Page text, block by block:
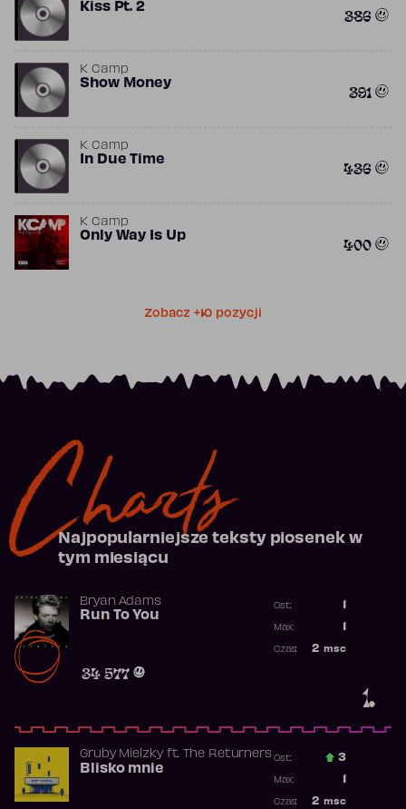
Kiss Pt. 2 386
K Camp
Show Money 391
K Camp
In Due Time 436
K Camp
Only Way Is Up 400
Zobacz +10 pozycji
Charts
Najpopularniejsze teksty piosenek w
tym miesiącu
1.
Bryan Adams
Run To You
34 577
Ost.:
Max:
2 msc
Czas:
Gruby Mielzkyft. The Returners
Blisko mnie
Ost.: 3
Max:
2 msc
Czas: